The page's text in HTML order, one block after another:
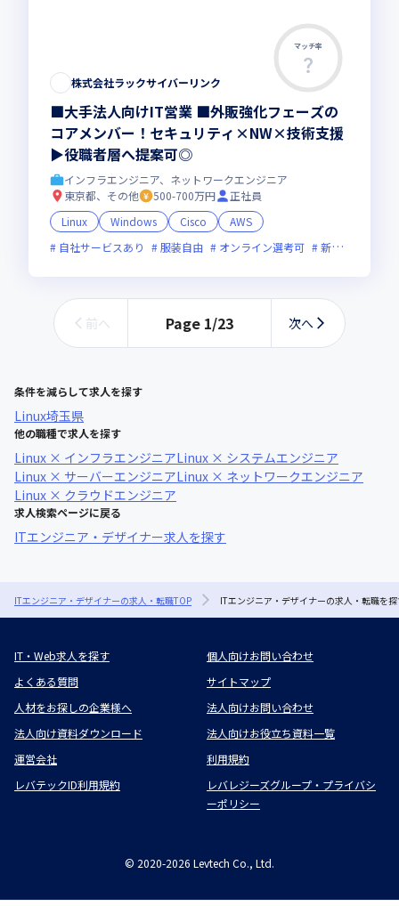
マッチ率
株式会社ラックサイバーリンク
■大手法人向けIT営業 ■外販強化フェーズの
コアメンバー！セキュリティ×NW×技術支援
▶役職者層へ提案可◎
インフラエンジニア、ネットワークエンジニア
東京都、その他
500-700万円
正社員
Linux
Windows Cisco
AWS
自社サービスあり
服装自由 オンライン選考可 新技術に積極的
前へ Page 1/23 次へ
条件を減らして求人を探す
Linux埼玉県
他の職種で求人を探す
Linux × インフラエンジニアLinux × システムエンジニア
Linux × サーバーエンジニアLinux × ネットワークエンジニア
Linux × クラウドエンジニア
求人検索ページに戻る
ITエンジニア・デザイナー求人を探す
ITエンジニア・デザイナーの求人・転職TOP ITエンジニア・デザイナーの求人・転職を
IT・Web求人を探す
個人向けお問い合わせ
よくある質問
サイトマップ
人材をお探しの企業様へ
法人向けお問い合わせ
法人向け資料ダウンロード
法人向けお役立ち資料一覧
運営会社
利用規約
レバテックID利用規約
レバレジーズグループ・プライバシ
ーポリシー
© 2020-2026 Levtech Co., Ltd.